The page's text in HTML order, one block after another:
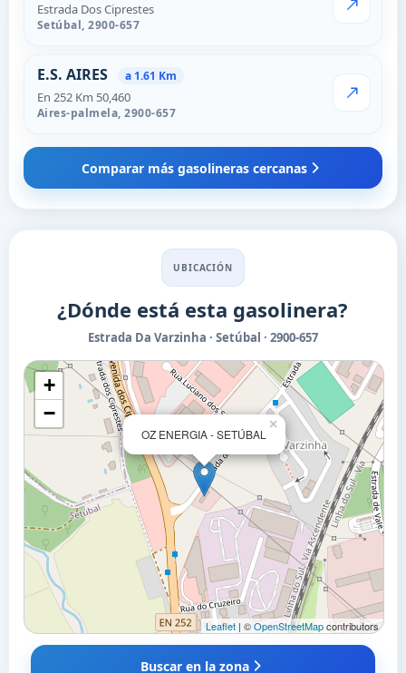
Estrada Dos Ciprestes
Setúbal,2900-657
VER
E.S. AIRES a 1.61 Km
En 252 Km 50,460
Aires-palmela,2900-657
VER
Comparar más gasolineras cercanas
UBICACIÓN
¿Dónde está esta gasolinera?
Estrada Da Varzinha · Setúbal · 2900-657
OZ ENERGIA - SETÚBAL
×
+
−
Leaflet | ©OpenStreetMapcontributors
Buscar en la zona